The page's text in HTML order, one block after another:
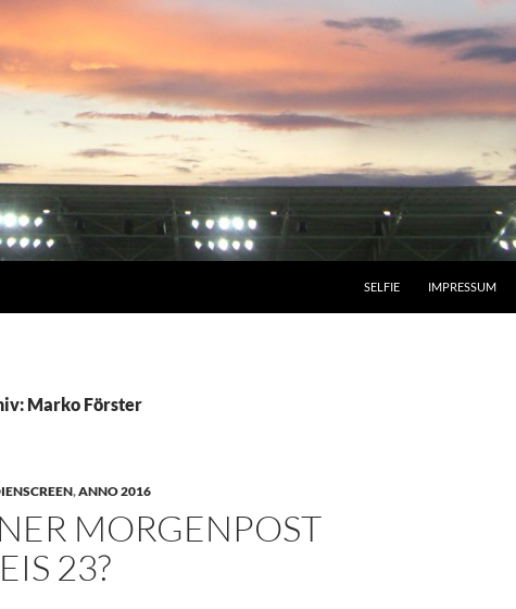
SELFIE IMPRESSUM
Marko Förster
,ANNO 2016
MORGENPOST
23?